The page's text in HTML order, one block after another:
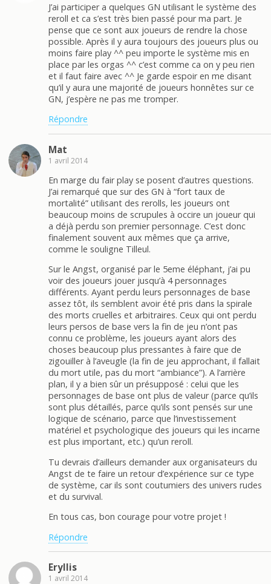
J’ai participer a quelques GN utilisant le système des
reroll et ca s’est très bien passé pour ma part. Je
pense que ce sont aux joueurs de rendre la chose
possible. Après il y aura toujours des joueurs plus ou
moins faire play ^^ peu importe le système mis en
place par les orgas ^^ c’est comme ca on y peu rien
et il faut faire avec ^^ Je garde espoir en me disant
qu’il y aura une majorité de joueurs honnêtes sur ce
GN, j’espère ne pas me tromper.
Répondre
Mat
1 avril 2014
En marge du fair play se posent d’autres questions.
J’ai remarqué que sur des GN à “fort taux de
mortalité” utilisant des rerolls, les joueurs ont
beaucoup moins de scrupules à occire un joueur qui
a déjà perdu son premier personnage. C’est donc
finalement souvent aux mêmes que ça arrive,
comme le souligne Tilleul.
Sur le Angst, organisé par le 5eme éléphant, j’ai pu
voir des joueurs jouer jusqu’à 4 personnages
différents. Ayant perdu leurs personnages de base
assez tôt, ils semblent avoir été pris dans la spirale
des morts cruelles et arbitraires. Ceux qui ont perdu
leurs persos de base vers la fin de jeu n’ont pas
connu ce problème, les joueurs ayant alors des
choses beaucoup plus pressantes à faire que de
zigouiller à l’aveugle (la fin de jeu approchant, il fallait
du mort utile, pas du mort “ambiance”). A l’arrière
plan, il y a bien sûr un présupposé : celui que les
personnages de base ont plus de valeur (parce qu’ils
sont plus détaillés, parce qu’ils sont pensés sur une
logique de scénario, parce que l’investissement
matériel et psychologique des joueurs qui les incarne
est plus important, etc.) qu’un reroll.
Tu devrais d’ailleurs demander aux organisateurs du
Angst de te faire un retour d’expérience sur ce type
de système, car ils sont coutumiers des univers rudes
et du survival.
En tous cas, bon courage pour votre projet !
Répondre
Eryllis
1 avril 2014